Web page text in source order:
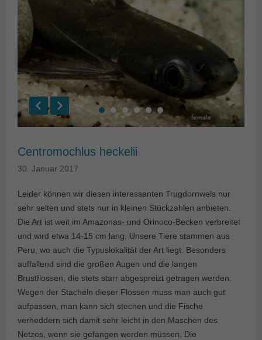
Centromochlus heckelii
30. Januar 2017
Leider können wir diesen interessanten Trugdornwels nur
sehr selten und stets nur in kleinen Stückzahlen anbieten.
Die Art ist weit im Amazonas- und Orinoco-Becken verbreitet
und wird etwa 14-15 cm lang. Unsere Tiere stammen aus
Peru, wo auch die Typuslokalität der Art liegt. Besonders
auffallend sind die großen Augen und die langen
Brustflossen, die stets starr abgespreizt getragen werden.
Wegen der Stacheln dieser Flossen muss man auch gut
aufpassen, man kann sich stechen und die Fische
verheddern sich damit sehr leicht in den Maschen des
Netzes, wenn sie gefangen werden müssen. Die